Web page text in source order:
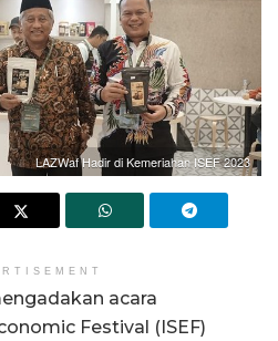
LAZWaf Hadir di Kemeriahan ISEF 2023
acara
Festival (ISEF)